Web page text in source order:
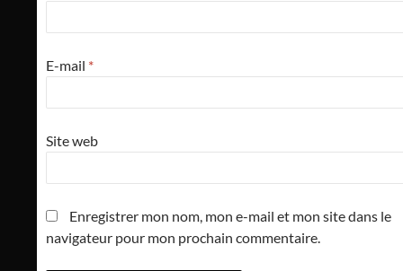
E-mail *
Site web
Enregistrer mon nom, mon e-mail et mon site dans le
navigateur pour mon prochain commentaire.